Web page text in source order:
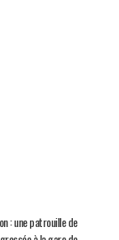
: une patrouille de